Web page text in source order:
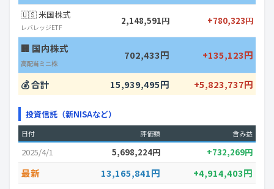
🇺🇸 米国株式
レバレッジETF
2,148,591円 +780,323円
🏢 国内株式
高配当ミニ株
702,433円 +135,123円
💰 合計 15,939,495円 +5,823,737円
投資信託（新NISAなど）
日付 評価額 含み益
2025/4/1 5,698,224円 +732,269円
最新 13,165,841円 +4,914,403円